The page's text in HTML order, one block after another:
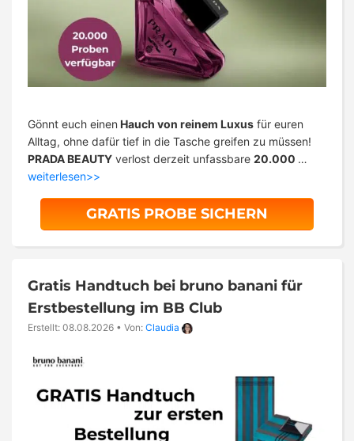
Gönnt euch einen Hauch von reinem Luxus für euren
Alltag, ohne dafür tief in die Tasche greifen zu müssen!
PRADA BEAUTY verlost derzeit unfassbare 20.000 …
weiterlesen>>
GRATIS PROBE SICHERN
Gratis Handtuch bei bruno banani für
Erstbestellung im BB Club
Erstellt: 08.08.2026 • Von: Claudia